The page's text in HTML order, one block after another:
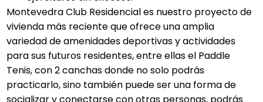
Montevedra Club Residencial es nuestro proyecto de
vivienda más reciente que ofrece una amplia
variedad de amenidades deportivas y actividades
para sus futuros residentes, entre ellas el Paddle
Tenis, con 2 canchas donde no solo podrás
practicarlo, sino también puede ser una forma de